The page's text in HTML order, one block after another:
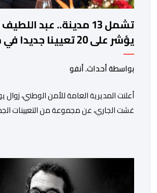
تشمل 13 مدينة.. عبد
يؤشر على 20 تعيينا
المسؤولية بمصالح الأمن
بواسطة أحداث. أنفو
غشت الجاري، عن مجموعة من التعيينات
والعيون والدار البيضاء وبني ملال وابن
وذلك في إطار دينامية داخلية تهدف لضخ
والاستعانة بكفاءات أمنية شابة ومتمرسة، […]